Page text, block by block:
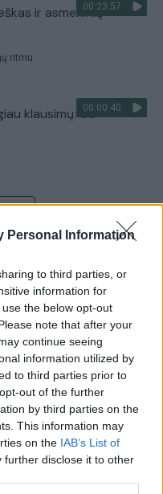
Personal Information
to third parties, or
information for
the below opt-out
note that after your
continue seeing
information utilized by
to third parties prior to
out of the further
by third parties on the
This information may
on the IAB’s List of
further disclose it to other
00:23:57
ir asmeninių
ritmu
00:00:40
klausimų: du
00:00:30
r.: dviejų moterų ir
00:00:57
temperatūra kils iki